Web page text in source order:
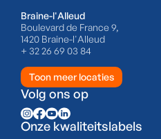
Braine-l'Alleud
Boulevard de France 9,
1420 Braine-l'Alleud
+ 32 26 69 03 84
Toon meer locaties
Volg ons op
Onze kwaliteitslabels